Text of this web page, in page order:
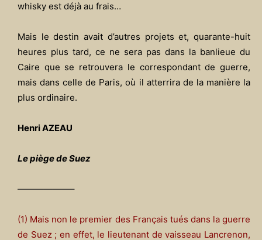
whisky est déjà au frais…
Mais le destin avait d’autres projets et, quarante-huit
heures plus tard, ce ne sera pas dans la banlieue du
Caire que se retrouvera le correspondant de guerre,
mais dans celle de Paris, où il atterrira de la manière la
plus ordinaire.
Henri AZEAU
Le piège de Suez
——————–
(1) Mais non le premier des Français tués dans la guerre
de Suez ; en effet, le lieutenant de vaisseau Lancrenon,